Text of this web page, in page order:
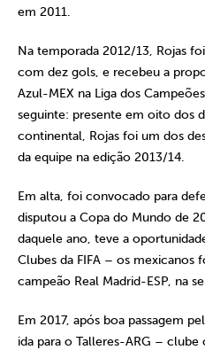
em 2011.
Na temporada 2012/13, Rojas
com dez gols, e recebeu a
Azul-MEX na Liga dos
seguinte: presente em oito dos
continental, Rojas foi um dos
da equipe na edição 2013/14.
Em alta, foi convocado para
disputou a Copa do Mundo de
daquele ano, teve a
Clubes da FIFA – os mexicanos
campeão Real Madrid-ESP, na
Em 2017, após boa passagem
ida para o Talleres-ARG –